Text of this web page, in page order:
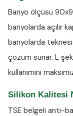
Banyo ölçüsü
banyolarda açılır
banyolarda
çözüm sunar. L
kullanımını
Silikon Kalitesi
TSE belgeli anti-